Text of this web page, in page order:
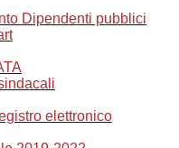
Dipendenti pubblici
elettronico